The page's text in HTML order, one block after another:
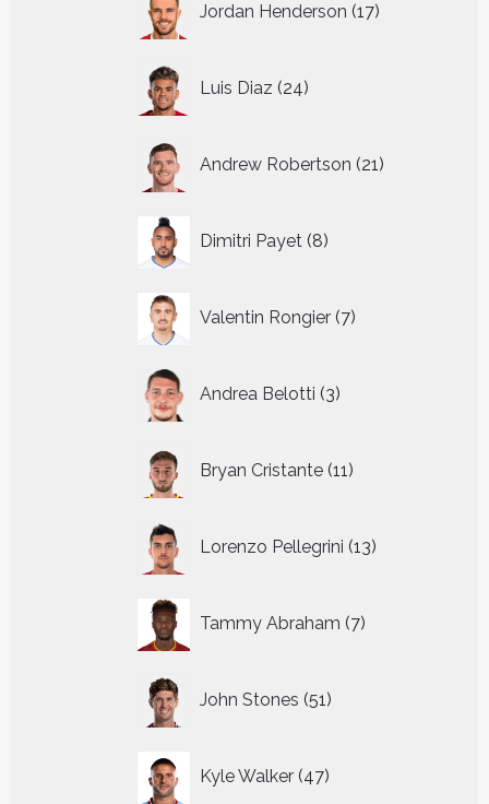
Jordan Henderson 17
producten
Luis Diaz 24
producten
Andrew Robertson 21
producten
Dimitri Payet 8
producten
Valentin Rongier 7
producten
Andrea Belotti 3
producten
Bryan Cristante 11
producten
Lorenzo Pellegrini 13
producten
Tammy Abraham 7
producten
John Stones 51
producten
Kyle Walker 47
producten